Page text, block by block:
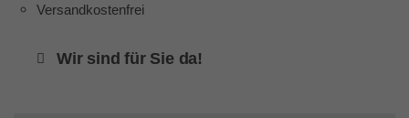
Versandkostenfrei
Wir sind für Sie da!